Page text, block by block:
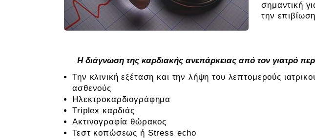
σημαντική
την
Η διάγνωση της καρδιακής ανεπάρκειας από τον γιατρό
Την κλινική εξέταση και την λήψη του λεπτομερούς
ασθενούς
Ηλεκτροκαρδιογράφημα
Triplex καρδιάς
Ακτινογραφία θώρακος
Τεστ κοπώσεως ή Stress echo